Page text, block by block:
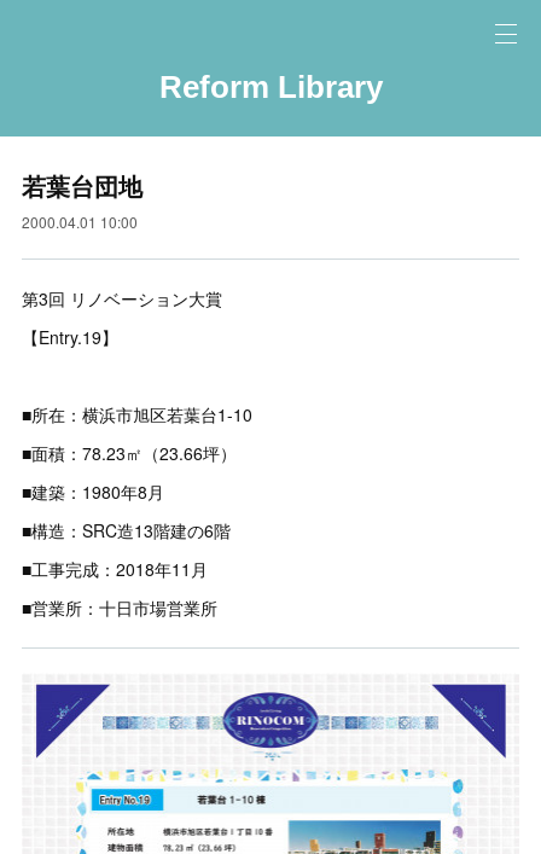
Reform Library
若葉台団地
2000.04.01 10:00
第3回 リノベーション大賞
【Entry.19】
■所在：横浜市旭区若葉台1-10
■面積：78.23㎡（23.66坪）
■建築：1980年8月
■構造：SRC造13階建の6階
■工事完成：2018年11月
■営業所：十日市場営業所